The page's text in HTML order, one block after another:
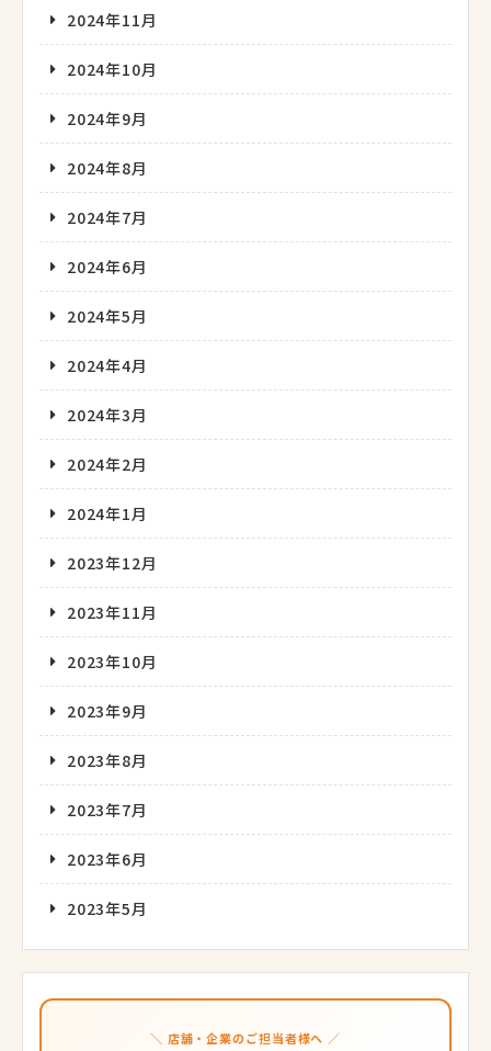
2024年11月
2024年10月
2024年9月
2024年8月
2024年7月
2024年6月
2024年5月
2024年4月
2024年3月
2024年2月
2024年1月
2023年12月
2023年11月
2023年10月
2023年9月
2023年8月
2023年7月
2023年6月
2023年5月
＼ 店舗・企業のご担当者様へ ／